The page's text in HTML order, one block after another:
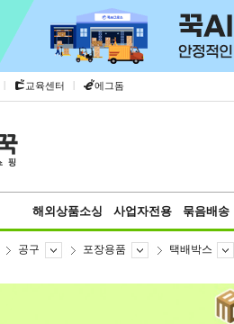
| 교육센터 | 에그돔
해외상품소싱 사업자전용 묶음배송
공구 포장용품 택배박스